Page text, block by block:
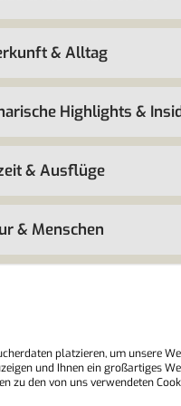
& Alltag
Highlights &
& Ausflüge
& Menschen
& beste Reisezeit
platzieren, um unsere
und Ihnen ein großartiges
zu den von uns verwendeten